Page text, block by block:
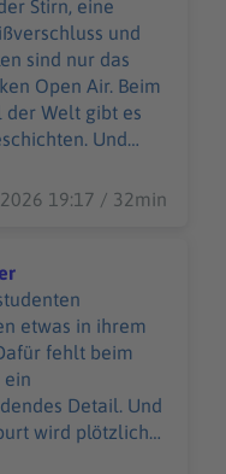
Düsberg
nicht vom
Acker,
die
Herausforderung
85.000
sind in guten
schrägsten
…
es
und alle Infos
Stirn, eine
und
sind nur das
Open Air. Beim
Welt gibt es
Und
vom
nimmt die
sind in guten
Selbst
Infos zu den
Schickt
19:17 / 32min
etwas in ihrem
fehlt beim
ein
Detail. Und
wird plötzlich